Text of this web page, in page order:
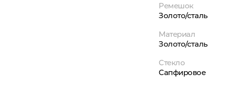
Ремешок
Золото/сталь
Материал
Золото/сталь
Стекло
Сапфировое